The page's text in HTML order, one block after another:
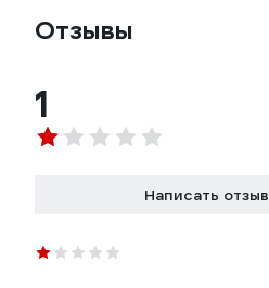
Отзывы
1
Написать отзыв